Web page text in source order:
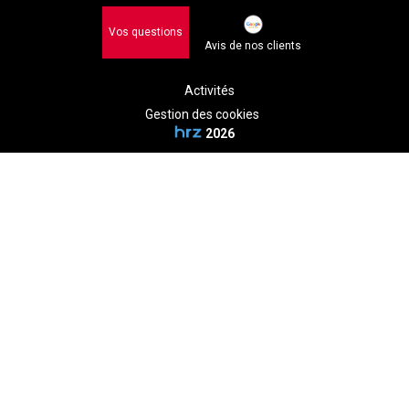
Vos questions
Avis de nos clients
Activités
Gestion des cookies
2026